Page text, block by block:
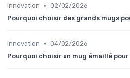
Innovation • 02/02/2026
Pourquoi choisir des grands mugs
Innovation • 04/02/2026
Pourquoi choisir un mug émaillé